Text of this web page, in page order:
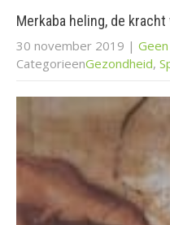
Merkaba heling, de
30 november 2019 |
CategorieenGezondheid,